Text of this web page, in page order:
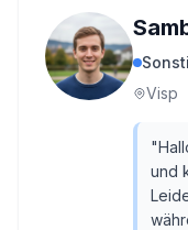
Visp
"
und